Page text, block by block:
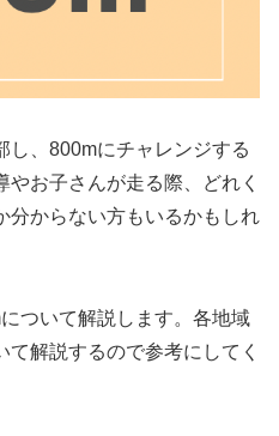
し、800mにチャレンジする
お子さんが走る際、どれく
分からない方もいるかもしれ
ついて解説します。各地域
解説するので参考にしてく